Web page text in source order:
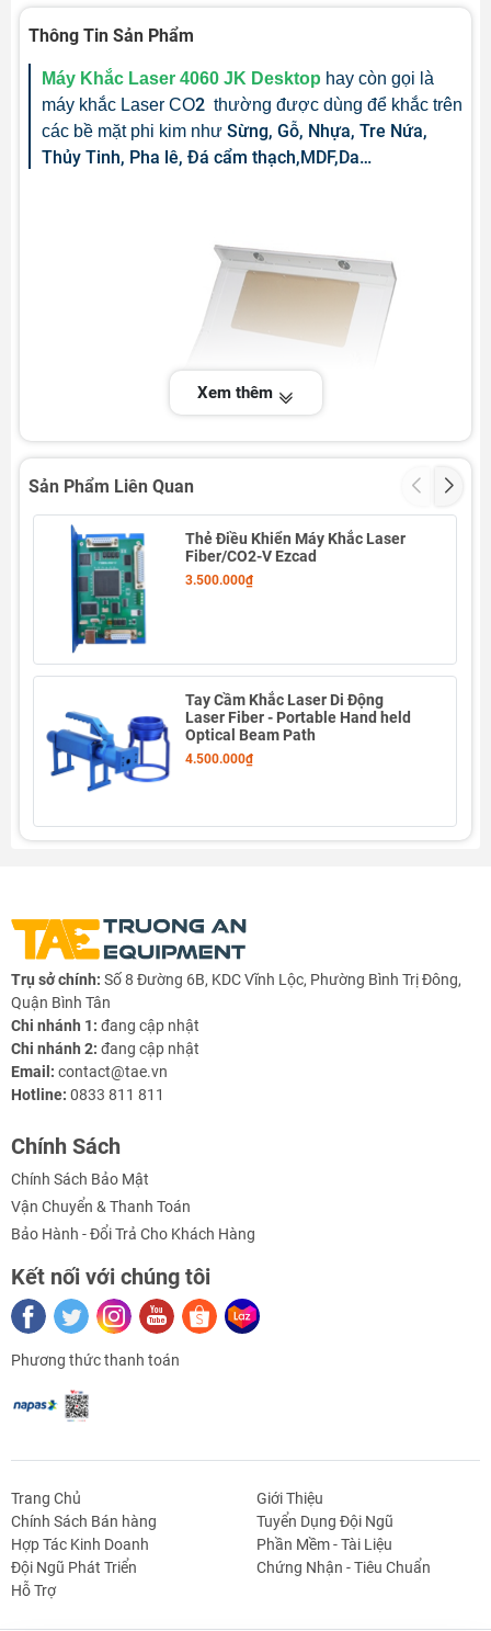
Định
Tải
Linh Kiện Siết -
Nối
Dụng Cụ Cầm
Tay
Máy Công Cụ
Thông Tin Sản Phẩm
Máy Khắc Laser 4060 JK Desktop hay còn gọi là
máy khắc Laser CO2 thường được dùng để khắc trên
các bề mặt phi kim như Sừng, Gỗ, Nhựa, Tre Nứa,
Thủy Tinh, Pha lê, Đá cẩm thạch,MDF,Da…
Thông số kỹ thuậtMáy Khắc Laser 4060 JK Desktop
- Kích thước máy:
- Kích thước mặt bàn: 650 X 450
- Công suất Laser: 40W
- Độ nét nhỏ nhất: 1mm
- Công suất máy: 300W
- Nguồn điện: 220VAC
Xem thêm
Sản Phẩm Liên Quan
Thẻ Điều Khiển Máy Khắc Laser
Fiber/CO2-V Ezcad
3.500.000₫
Tay Cầm Khắc Laser Di Động
Laser Fiber - Portable Hand held
Optical Beam Path
4.500.000₫
Trụ sở chính: Số 8 Đường 6B, KDC Vĩnh Lộc, Phường Bình Trị Đông,
Quận Bình Tân
Chi nhánh 1: đang cập nhật
Chi nhánh 2: đang cập nhật
Email: contact@tae.vn
Hotline: 0833 811 811
Chính Sách
Chính Sách Bảo Mật
Vận Chuyển & Thanh Toán
Bảo Hành - Đổi Trả Cho Khách Hàng
Kết nối với chúng tôi
Phương thức thanh toán
Trang Chủ
Giới Thiệu
Chính Sách Bán hàng
Tuyển Dụng Đội Ngũ
Hợp Tác Kinh Doanh
Phần Mềm - Tài Liệu
Đội Ngũ Phát Triển
Chứng Nhận - Tiêu Chuẩn
Hỗ Trợ